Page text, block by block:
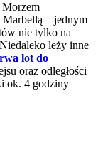
Morzem
– jednym
nie tylko na
leży inne
lot do
oraz odległości
ok. 4 godziny –